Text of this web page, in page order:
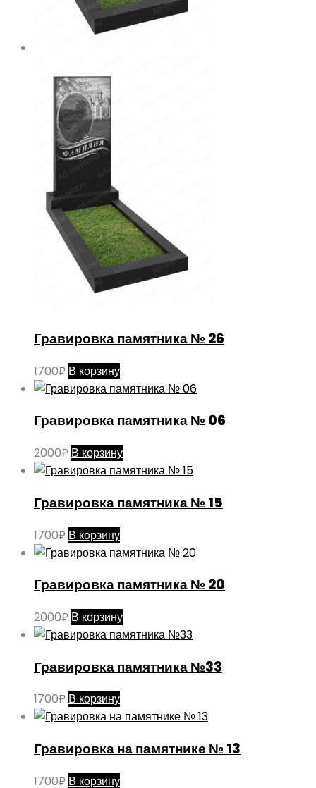
Гравировка памятника № 26
1700₽ В корзину
Гравировка памятника № 06
2000₽ В корзину
Гравировка памятника № 15
1700₽ В корзину
Гравировка памятника № 20
2000₽ В корзину
Гравировка памятника №33
1700₽ В корзину
Гравировка на памятнике № 13
1700₽ В корзину